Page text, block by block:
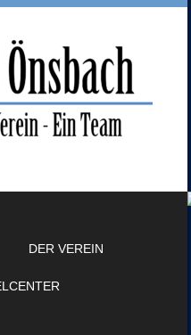
DER VEREIN